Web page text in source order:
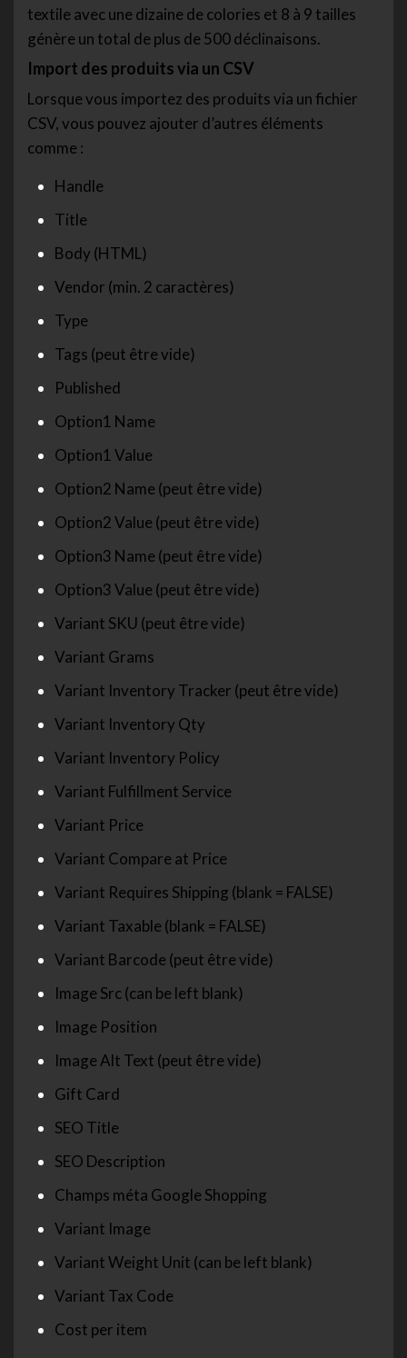
textile avec une dizaine de colories et 8 à 9 tailles
génère un total de plus de 500 déclinaisons.
Import des produits via un CSV
Lorsque vous importez des produits via un fichier
CSV, vous pouvez ajouter d’autres éléments
comme :
Handle
Title
Body (HTML)
Vendor (min. 2 caractères)
Type
Tags (peut être vide)
Published
Option1 Name
Option1 Value
Option2 Name (peut être vide)
Option2 Value (peut être vide)
Option3 Name (peut être vide)
Option3 Value (peut être vide)
Variant SKU (peut être vide)
Variant Grams
Variant Inventory Tracker (peut être vide)
Variant Inventory Qty
Variant Inventory Policy
Variant Fulfillment Service
Variant Price
Variant Compare at Price
Variant Requires Shipping (blank = FALSE)
Variant Taxable (blank = FALSE)
Variant Barcode (peut être vide)
Image Src (can be left blank)
Image Position
Image Alt Text (peut être vide)
Gift Card
SEO Title
SEO Description
Champs méta Google Shopping
Variant Image
Variant Weight Unit (can be left blank)
Variant Tax Code
Cost per item